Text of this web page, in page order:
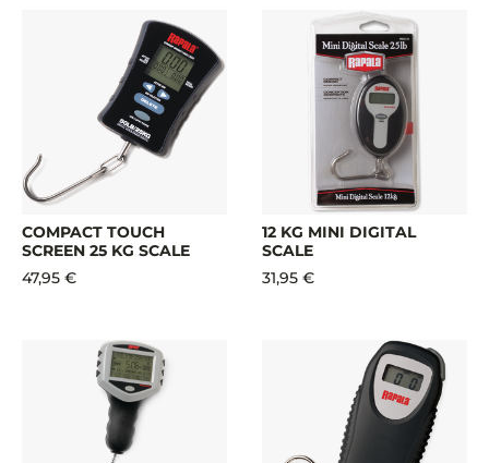
COMPACT TOUCH
SCREEN 25 KG SCALE
47,95 €
12 KG MINI DIGITAL
SCALE
31,95 €